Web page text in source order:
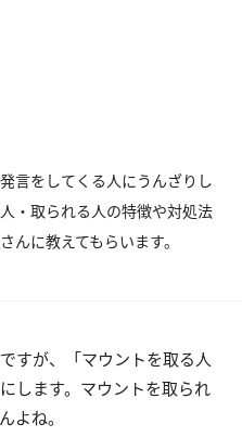
言をしてくる人にうんざりし
・取られる人の特徴や対処法
んに教えてもらいます。
すが、「マウントを取る人
します。マウントを取られ
よね。